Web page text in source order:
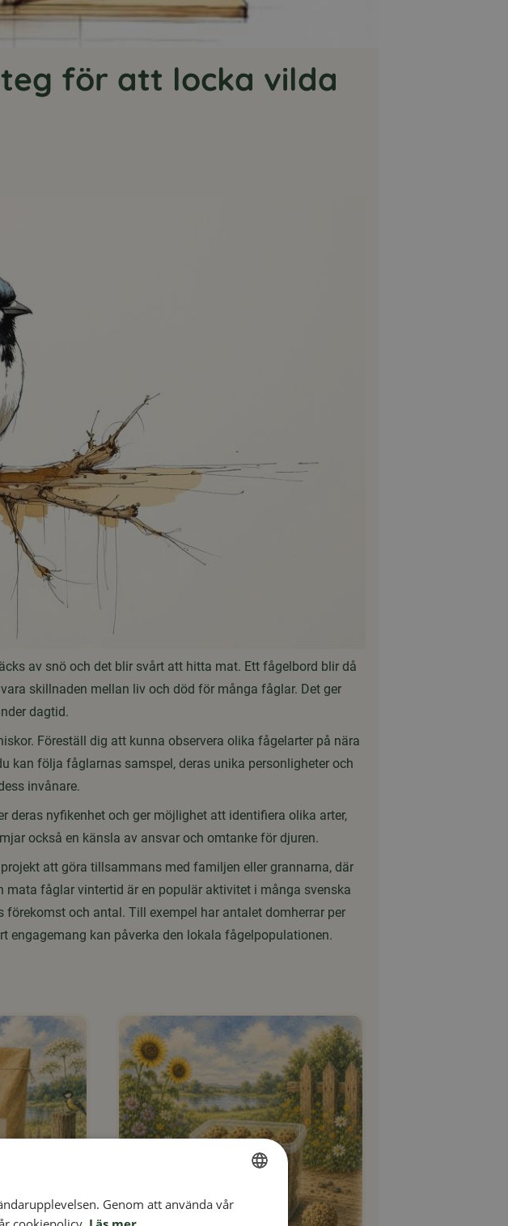
för att locka vilda
av snö och det blir svårt att hitta mat. Ett fågelbord blir då
skillnaden mellan liv och död för många fåglar. Det ger
dagtid.
Föreställ dig att kunna observera olika fågelarter på nära
kan följa fåglarnas samspel, deras unika personligheter och
invånare.
nyfikenhet och ger möjlighet att identifiera olika arter,
också en känsla av ansvar och omtanke för djuren.
att göra tillsammans med familjen eller grannarna, där
fåglar vintertid är en populär aktivitet i många svenska
och antal. Till exempel har antalet domherrar per
engagemang kan påverka den lokala fågelpopulationen.
SWEDISH
Genom att använda vår